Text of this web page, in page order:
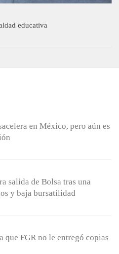
educativa
en México, pero aún es
salida de Bolsa tras una
y baja bursatilidad
que FGR no le entregó copias